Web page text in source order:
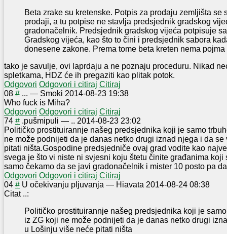
Beta zrake su kretenske. Potpis za prodaju zemljišta se
prodaji, a tu potpise ne stavlja predsjednik gradskog
gradonačelnik. Predsjednik gradskog vijeća potpisuje
Gradskog vijeća, kao što to čini i predsjednik sabora
donesene zakone. Prema tome beta kreten nema
tako je savulje, ovi laprdaju a ne poznaju proceduru. Nikad
spletkama, HDZ će ih pregaziti kao plitak potok.
Odgovori Odgovori i citiraj Citiraj
08 # ... — Smoki 2014-08-23 19:38
Who fuck is Miha?
Odgovori Odgovori i citiraj Citiraj
74 # .pušmipuli — .. 2014-08-23 23:02
Političko prostituirannje našeg predsjednika koji je samo
ne može podnijeti da je danas netko drugi iznad njega i da
pitati ništa.Gospodine predsjedniče ovaj grad vodite kao
svega je što vi niste ni svjesni koju štetu činite građanima koji
samo čekamo da se javi gradonačelnik i mister 10 posto pa
Odgovori Odgovori i citiraj Citiraj
04 # U očekivanju pljuvanja — Hiavata 2014-08-24 08:38
Citat ..:
Političko prostituirannje našeg predsjednika koji je
iz ZG koji ne može podnijeti da je danas netko drugi
u Lošinju više neće pitati ništa